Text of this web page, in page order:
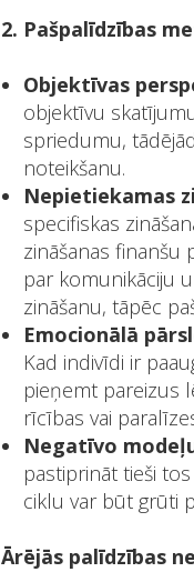
2. Pašpalīdzības
Objektīvas
objektīvu
spriedumu,
noteikšanu.
Nepietiekamas
specifiskas
zināšanas finanšu
par komunikāciju
zināšanu, tāpēc
Emocionālā
Kad indivīdi ir
pieņemt pareizus
rīcības vai
Negatīvo
pastiprināt tieši
ciklu var būt grūti
Ārējās palīdzības